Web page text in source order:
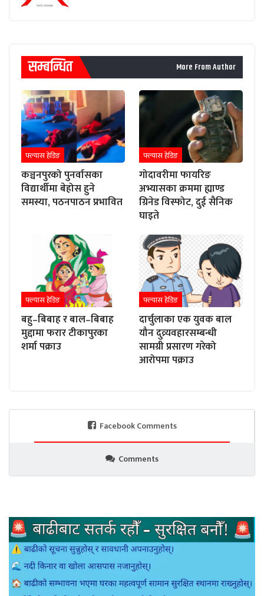
सम्बन्धित More From Author
फ्ल्यास हेडिङ
कञ्चनपुरको पुनर्वासका
विद्यार्थीमा बेहोस हुने
समस्या, पठनपाठन प्रभावित
फ्ल्यास हेडिङ
गोदावरीमा फायरिङ
अभ्यासका क्रममा ह्याण्ड
ग्रिनेड विस्फोट, दुई सैनिक
घाइते
फ्ल्यास हेडिङ
बहु–बिबाह र बाल–बिबाह
मुद्दामा फरार टीकापुरका
शर्मा पक्राउ
फ्ल्यास हेडिङ
दार्चुलाका एक युवक बाल
यौन दुव्र्यवहारसम्बन्धी
सामग्री प्रसारण गरेको
आरोपमा पक्राउ
Facebook Comments
Comments